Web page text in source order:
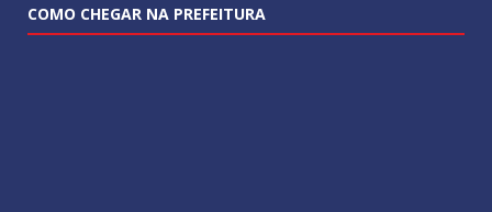
COMO CHEGAR NA PREFEITURA